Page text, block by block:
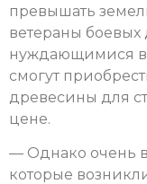
превышать
ветераны
нуждающимися в
смогут
древесины для
цене.
— Однако очень
которые